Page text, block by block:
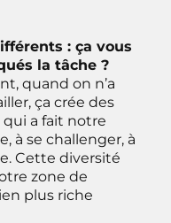
: ça vous
la tâche ?
quand on n’a
ça crée des
qui a fait notre
à se challenger, à
Cette diversité
zone de
plus riche